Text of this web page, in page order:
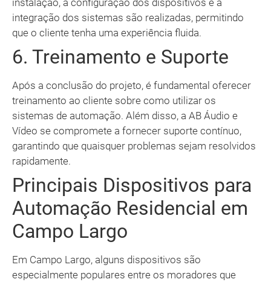
instalação, a configuração dos dispositivos e a
integração dos sistemas são realizadas, permitindo
que o cliente tenha uma experiência fluida.
6. Treinamento e Suporte
Após a conclusão do projeto, é fundamental oferecer
treinamento ao cliente sobre como utilizar os
sistemas de automação. Além disso, a AB Áudio e
Vídeo se compromete a fornecer suporte contínuo,
garantindo que quaisquer problemas sejam resolvidos
rapidamente.
Principais Dispositivos para
Automação Residencial em
Campo Largo
Em Campo Largo, alguns dispositivos são
especialmente populares entre os moradores que